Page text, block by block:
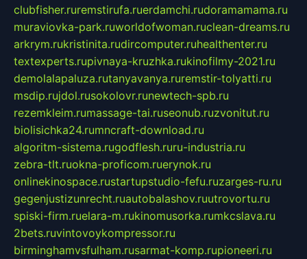
clubfisher.ruremstirufa.ruerdamchi.rudoramamama.ru
muraviovka-park.ruworldofwoman.ruclean-dreams.ru
arkrym.rukristinita.rudircomputer.ruhealthenter.ru
textexperts.rupivnaya-kruzhka.rukinofilmy-2021.ru
demolalapaluza.rutanyavanya.ruremstir-tolyatti.ru
msdip.rujdol.rusokolovr.runewtech-spb.ru
rezemkleim.rumassage-tai.ruseonub.ruzvonitut.ru
biolisichka24.rumncraft-download.ru
algoritm-sistema.rugodflesh.ruru-industria.ru
zebra-tlt.ruokna-proficom.ruerynok.ru
onlinekinospace.rustartupstudio-fefu.ruzarges-ru.ru
gegenjustizunrecht.ruautobalashov.ruutrovortu.ru
spiski-firm.ruelara-m.rukinomusorka.rumkcslava.ru
2bets.ruvintovoykompressor.ru
birminghamvsfulham.rusarmat-komp.rupioneeri.ru